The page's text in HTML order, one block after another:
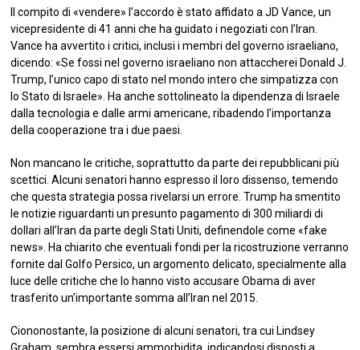
Il compito di «vendere» l’accordo è stato affidato a JD Vance, un
vicepresidente di 41 anni che ha guidato i negoziati con l’Iran.
Vance ha avvertito i critici, inclusi i membri del governo israeliano,
dicendo: «Se fossi nel governo israeliano non attaccherei Donald J.
Trump, l’unico capo di stato nel mondo intero che simpatizza con
lo Stato di Israele». Ha anche sottolineato la dipendenza di Israele
dalla tecnologia e dalle armi americane, ribadendo l’importanza
della cooperazione tra i due paesi.
Non mancano le critiche, soprattutto da parte dei repubblicani più
scettici. Alcuni senatori hanno espresso il loro dissenso, temendo
che questa strategia possa rivelarsi un errore. Trump ha smentito
le notizie riguardanti un presunto pagamento di 300 miliardi di
dollari all’Iran da parte degli Stati Uniti, definendole come «fake
news». Ha chiarito che eventuali fondi per la ricostruzione verranno
fornite dal Golfo Persico, un argomento delicato, specialmente alla
luce delle critiche che lo hanno visto accusare Obama di aver
trasferito un’importante somma all’Iran nel 2015.
Ciononostante, la posizione di alcuni senatori, tra cui Lindsey